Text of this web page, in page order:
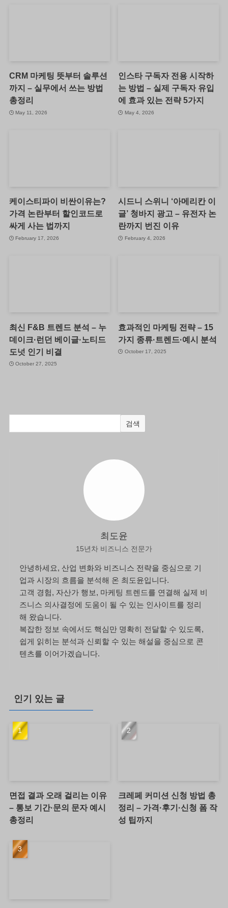
CRM 마케팅 뜻부터 솔루션
까지 – 실무에서 쓰는 방법
총정리
May 11, 2026
인스타 구독자 전용 시작하
는 방법 – 실제 구독자 유입
에 효과 있는 전략 5가지
May 4, 2026
케이스티파이 비싼이유는?
가격 논란부터 할인코드로
싸게 사는 법까지
February 17, 2026
시드니 스위니 ‘아메리칸 이
글’ 청바지 광고 – 유전자 논
란까지 번진 이유
February 4, 2026
최신 F&B 트렌드 분석 – 누
데이크·런던 베이글·노티드
도넛 인기 비결
October 27, 2025
효과적인 마케팅 전략 – 15
가지 종류·트렌드·예시 분석
October 17, 2025
검색
최도윤
15년차 비즈니스 전문가
안녕하세요, 산업 변화와 비즈니스 전략을 중심으로 기
업과 시장의 흐름을 분석해 온 최도윤입니다.
고객 경험, 자산가 행보, 마케팅 트렌드를 연결해 실제 비
즈니스 의사결정에 도움이 될 수 있는 인사이트를 정리
해 왔습니다.
복잡한 정보 속에서도 핵심만 명확히 전달할 수 있도록,
쉽게 읽히는 분석과 신뢰할 수 있는 해설을 중심으로 콘
텐츠를 이어가겠습니다.
인기 있는 글
면접 결과 오래 걸리는 이유
– 통보 기간·문의 문자 예시
총정리
크레페 커미션 신청 방법 총
정리 – 가격·후기·신청 폼 작
성 팁까지